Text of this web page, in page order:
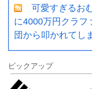
可愛すぎるお
に4000万円クラフ
団から叩かれてし
ピックアップ